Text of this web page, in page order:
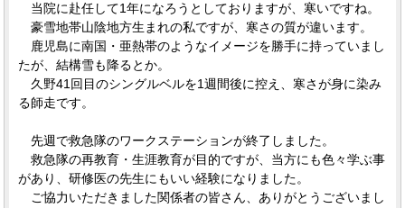
当院に赴任して1年になろうとしておりますが、寒いですね。
豪雪地帯山陰地方生まれの私ですが、寒さの質が違います。
鹿児島に南国・亜熱帯のようなイメージを勝手に持っていまし
たが、結構雪も降るとか。
久野41回目のシングルベルを1週間後に控え、寒さが身に染み
る師走です。
先週で救急隊のワークステーションが終了しました。
救急隊の再教育・生涯教育が目的ですが、当方にも色々学ぶ事
があり、研修医の先生にもいい経験になりました。
ご協力いただきました関係者の皆さん、ありがとうございまし